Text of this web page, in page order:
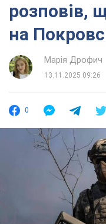
розповів,
на
Марія Дрофич
13.11.2025 09:26
0